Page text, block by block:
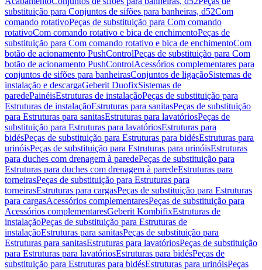
substituição para Conjuntos de sifões para banheiras, d52Com
comando rotativoPeças de substituição para Com comando
rotativoCom comando rotativo e bica de enchimentoPeças de
substituição para Com comando rotativo e bica de enchimentoCom
botão de acionamento PushControlPeças de substituição para Com
botão de acionamento PushControlAcessórios complementares para
conjuntos de sifões para banheirasConjuntos de ligaçãoSistemas de
instalação e descargaGeberit DuofixSistemas de
paredePainéisEstruturas de instalaçãoPeças de substituição para
Estruturas de instalaçãoEstruturas para sanitasPeças de substituição
para Estruturas para sanitasEstruturas para lavatóriosPeças de
substituição para Estruturas para lavatóriosEstruturas para
bidésPeças de substituição para Estruturas para bidésEstruturas para
urinóisPeças de substituição para Estruturas para urinóisEstruturas
para duches com drenagem à paredePeças de substituição para
Estruturas para duches com drenagem à paredeEstruturas para
torneirasPeças de substituição para Estruturas para
torneirasEstruturas para cargasPeças de substituição para Estruturas
para cargasAcessórios complementaresPeças de substituição para
Acessórios complementaresGeberit KombifixEstruturas de
instalaçãoPeças de substituição para Estruturas de
instalaçãoEstruturas para sanitasPeças de substituição para
Estruturas para sanitasEstruturas para lavatóriosPeças de substituição
para Estruturas para lavatóriosEstruturas para bidésPeças de
substituição para Estruturas para bidésEstruturas para urinóisPeças